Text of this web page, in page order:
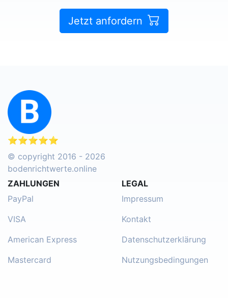
Jetzt anfordern
⭐⭐⭐⭐⭐
© copyright 2016 - 2026
bodenrichtwerte.online
ZAHLUNGEN
PayPal
VISA
American Express
Mastercard
LEGAL
Impressum
Kontakt
Datenschutzerklärung
Nutzungsbedingungen